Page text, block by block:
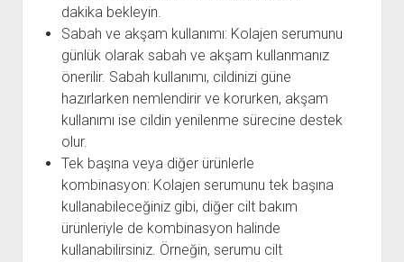
dakika bekleyin.
Sabah ve akşam kullanımı: Kolajen serumunu
günlük olarak sabah ve akşam kullanmanız
önerilir. Sabah kullanımı, cildinizi güne
hazırlarken nemlendirir ve korurken, akşam
kullanımı ise cildin yenilenme sürecine destek
olur.
Tek başına veya diğer ürünlerle
kombinasyon: Kolajen serumunu tek başına
kullanabileceğiniz gibi, diğer cilt bakım
ürünleriyle de kombinasyon halinde
kullanabilirsiniz. Örneğin, serumu cilt